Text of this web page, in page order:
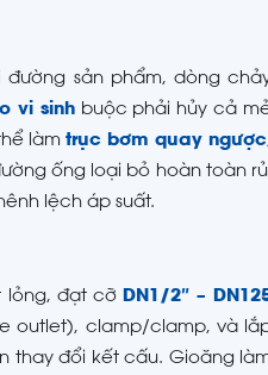
đường sản phẩm, dòng
vi sinhbuộc phải hủy cả
làm trục bơm quay ngược
ống loại bỏ hoàn toàn
lệch áp suất.
lỏng, đạt cỡ DN1/2″ –
outlet), clamp/clamp, và
thay đổi kết cấu. Gioăng